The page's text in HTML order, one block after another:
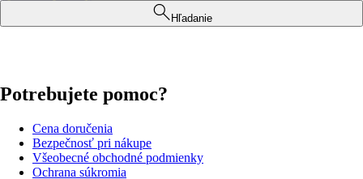
Hľadanie
Potrebujete pomoc?
Cena doručenia
Bezpečnosť pri nákupe
Všeobecné obchodné podmienky
Ochrana súkromia